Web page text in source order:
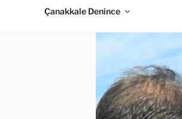
Çanakkale Denince